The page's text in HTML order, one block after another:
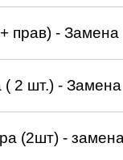
прав) - Замена
( 2 шт.) - Замена
(2шт) - замена